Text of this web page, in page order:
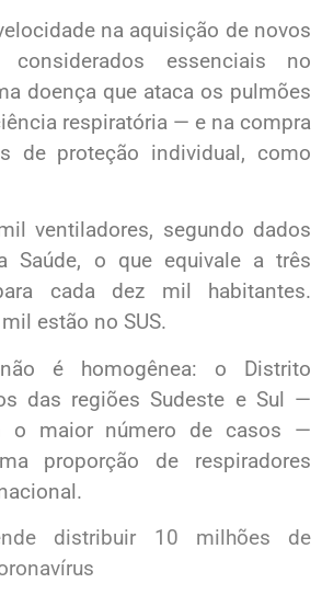
na aquisição de novos
essenciais no
doença que ataca os pulmões
respiratória — e na compra
de proteção individual, como
ventiladores, segundo dados
Saúde, o que equivale a três
cada dez mil habitantes.
estão no SUS.
é homogênea: o Distrito
das regiões Sudeste e Sul —
o maior número de casos —
proporção de respiradores
distribuir 10 milhões de